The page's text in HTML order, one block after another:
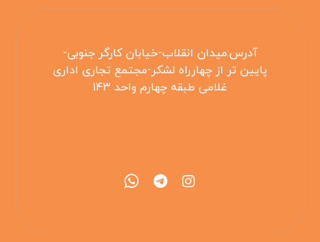
آدرس:میدان انقلاب-خیابان کارگر جنوبی-
پایین تر از چهارراه لشکر-مجتمع تجاری اداری
غلامی طبقه چهارم واحد ۱۴۳